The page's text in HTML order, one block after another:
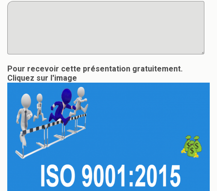
Pour recevoir cette présentation gratuitement.
Cliquez sur l'image